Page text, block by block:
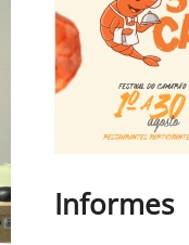
Informes